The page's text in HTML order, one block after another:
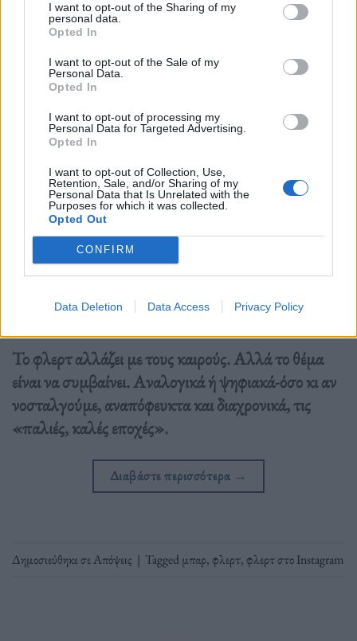
I want to opt-out of the Sharing of my
personal data.
Opted In
I want to opt-out of the Sale of my
Personal Data.
Opted In
I want to opt-out of processing my
Personal Data for Targeted Advertising.
Opted In
I want to opt-out of Collection, Use,
Retention, Sale, and/or Sharing of my
Personal Data that Is Unrelated with the
Purposes for which it was collected.
Opted Out
CONFIRM
Data Deletion Data Access Privacy Policy
AI Artwork: @artificial_vandalism
Το φλερτ αλλάζει με τους καιρούς. Αλλά το θέμα
είναι να συμβαίνει. Αναλογικά ή ψηφιακά-όσο κι αν
νοσταλγούμε, αναπόφευκτα και διαχρονικά, τις
«παλιές, καλές εποχές».
Διαβάστε περισσότερα →
Δημοσιεύθηκε σεΑπόψεις | Taggedμπαρ,φλερτ,φλερτ στο Instagram